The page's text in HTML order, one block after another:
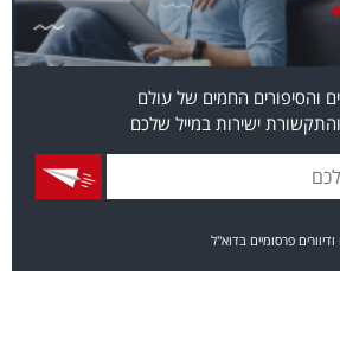
והסיפורים החמים של עולם
ישירות במייל שלכם
פרסומיים בדוא"ל